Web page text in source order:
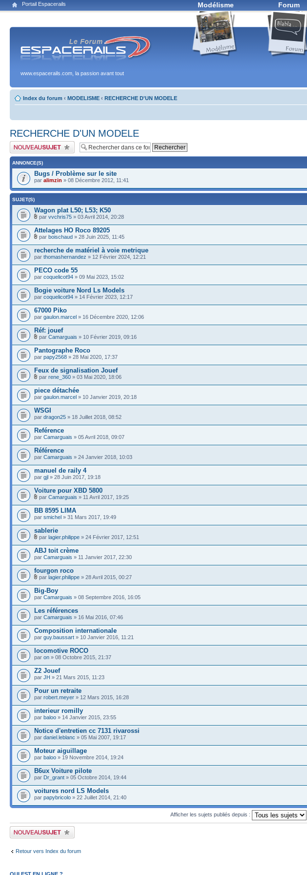
Portail Espacerails Modélisme Forum
www.espacerails.com, la passion avant tout
Index du forum ‹ MODELISME ‹ RECHERCHE D'UN MODELE
RECHERCHE D'UN MODELE
Publier un nouveau sujet
ANNONCE(S)
Bugs / Problème sur le site
par alimzin » 08 Décembre 2012, 11:41
SUJET(S)
Wagon plat L50; L53; K50
par vvchris75 » 03 Avril 2014, 20:28
Attelages HO Roco 89205
par boischaud » 28 Juin 2025, 11:45
recherche de matériel à voie metrique
par thomashernandez » 12 Février 2024, 12:21
PECO code 55
par coquelicot94 » 09 Mai 2023, 15:02
Bogie voiture Nord Ls Models
par coquelicot94 » 14 Février 2023, 12:17
67000 Piko
par gaulon.marcel » 16 Décembre 2020, 12:06
Réf: jouef
par Camarguais » 10 Février 2019, 09:16
Pantographe Roco
par papy2568 » 28 Mai 2020, 17:37
Feux de signalisation Jouef
par rene_360 » 03 Mai 2020, 18:06
piece détachée
par gaulon.marcel » 10 Janvier 2019, 20:18
WSGI
par dragon25 » 18 Juillet 2018, 08:52
Reférence
par Camarguais » 05 Avril 2018, 09:07
Référence
par Camarguais » 24 Janvier 2018, 10:03
manuel de raily 4
par gjl » 28 Juin 2017, 19:18
Voiture pour XBD 5800
par Camarguais » 11 Avril 2017, 19:25
BB 8595 LIMA
par smichel » 31 Mars 2017, 19:49
sablerie
par lagier.philippe » 24 Février 2017, 12:51
ABJ toit crème
par Camarguais » 11 Janvier 2017, 22:30
fourgon roco
par lagier.philippe » 28 Avril 2015, 00:27
Big-Boy
par Camarguais » 08 Septembre 2016, 16:05
Les références
par Camarguais » 16 Mai 2016, 07:46
Composition internationale
par guy.baussart » 10 Janvier 2016, 11:21
locomotive ROCO
par on » 08 Octobre 2015, 21:37
Z2 Jouef
par JH » 21 Mars 2015, 11:23
Pour un retraite
par robert.meyer » 12 Mars 2015, 16:28
interieur romilly
par baloo » 14 Janvier 2015, 23:55
Notice d'entretien cc 7131 rivarossi
par daniel.leblanc » 05 Mai 2007, 19:17
Moteur aiguillage
par baloo » 19 Novembre 2014, 19:24
B6ux Voiture pilote
par Dr_grant » 05 Octobre 2014, 19:44
voitures nord LS Models
par papybricolo » 22 Juillet 2014, 21:40
Afficher les sujets publiés depuis :
Publier un nouveau sujet
Retour vers Index du forum
QUI EST EN LIGNE ?